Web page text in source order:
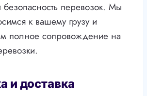
перевозок. Мы
к вашему грузу и
полное сопровождение на
и доставка